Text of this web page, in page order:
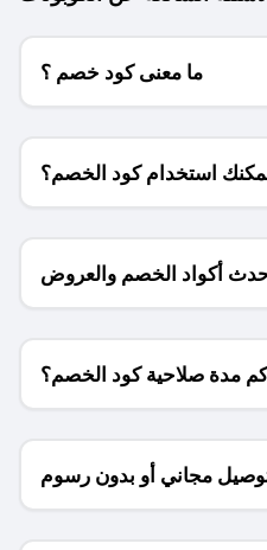
ما معنى كود خصم ؟
استخدام كود الخصم؟
أكواد الخصم والعروض
للمتاجر؟
كم مدة صلاحية كود الخصم؟
مجاني أو بدون رسوم
الشحن ؟